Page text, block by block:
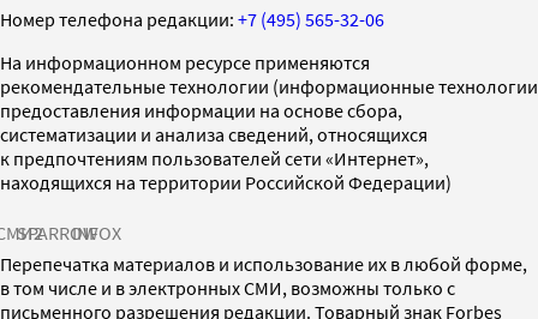
Номер телефона редакции: +7 (495) 565-32-06
На информационном ресурсе применяются
рекомендательные технологии (информационные технологии
предоставления информации на основе сбора,
систематизации и анализа сведений, относящихся
к предпочтениям пользователей сети «Интернет»,
находящихся на территории Российской Федерации)
SPARROWINFOX
Перепечатка материалов и использование их в любой форме,
в том числе и в электронных СМИ, возможны только с
письменного разрешения редакции. Товарный знак Forbes